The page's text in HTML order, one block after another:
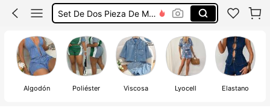
Set De Dos Pieza De Mujer
Conjunto De Jeans Mujer
Conjunto De Dos Piezas Mujer
Algodón Poliéster Viscosa Lyocell Elastano